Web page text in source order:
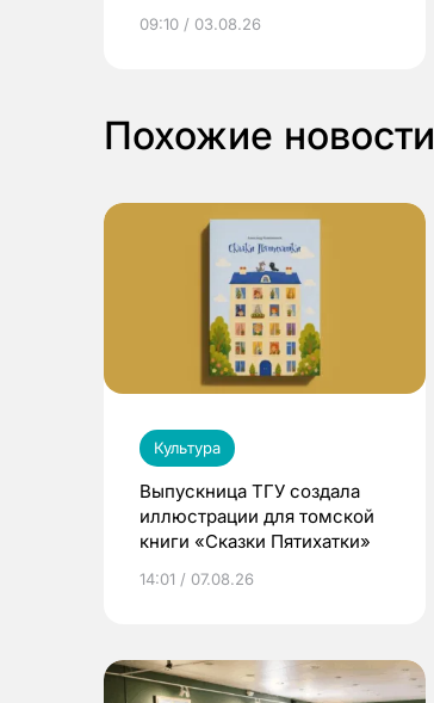
выиграть призы
09:10 / 03.08.26
Похожие новости
Культура
Выпускница ТГУ создала
иллюстрации для томской
книги «Сказки Пятихатки»
14:01 / 07.08.26